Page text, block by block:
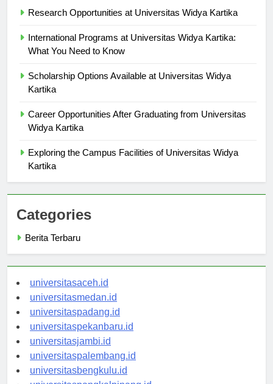
International Programs at Universitas Widya Kartika:
Scholarship Options Available at Universitas Widya
Career Opportunities After Graduating from Universitas
Exploring the Campus Facilities of Universitas Widya
Categories
universitasaceh.id
universitasmedan.id
universitaspadang.id
universitaspekanbaru.id
universitasjambi.id
universitaspalembang.id
universitasbengkulu.id